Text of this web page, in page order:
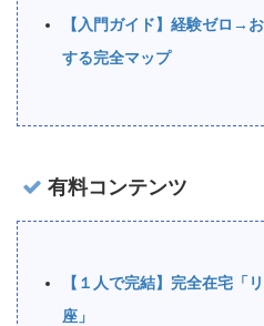
【入門ガイド】経験ゼロ→
する完全マップ
有料コンテンツ
【１人で完結】完全在宅「
座」